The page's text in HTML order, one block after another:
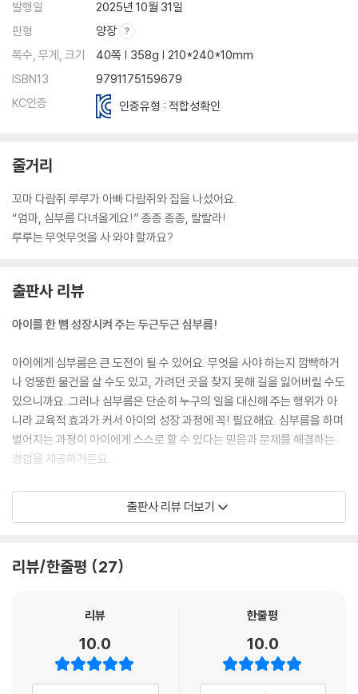
발행일
2025년 10월 31일
판형
양장
쪽수, 무게, 크기
40쪽 | 358g | 210*240*10mm
ISBN13
9791175159679
KC인증
인증유형 : 적합성확인
줄거리
꼬마 다람쥐 루루가 아빠 다람쥐와 집을 나섰어요.
“엄마, 심부름 다녀올게요!” 종종 종종, 랄랄라!
루루는 무엇무엇을 사 와야 할까요?
출판사 리뷰
아이를 한 뼘 성장시켜 주는 두근두근 심부름!
아이에게 심부름은 큰 도전이 될 수 있어요. 무엇을 사야 하는지 깜빡하거
나 엉뚱한 물건을 살 수도 있고, 가려던 곳을 찾지 못해 길을 잃어버릴 수도
있으니까요. 그러나 심부름은 단순히 누구의 일을 대신해 주는 행위가 아
니라 교육적 효과가 커서 아이의 성장 과정에 꼭! 필요해요. 심부름을 하며
벌어지는 과정이 아이에게 스스로 할 수 있다는 믿음과 문제를 해결하는
경험을 제공하거든요.
먼저 아이는 심부름을 하며 책임감과 자율성을 높일 수 있어요. 심부름을
맡긴다는 것은 아이를 신뢰한다는 무언의 믿음이 담겨 있어요. 그래서 작
과 의사소통 능력, 사회적 자신감이 자라게 되지요. 그리고 가족이나 타인
이 되는 일을 하는 경험은 다른 사람을 위하는 배려심의 기초가 됩니다. 그
력과 판단력을, 돈을 맡아 물건을 사고 거스름돈을 받은 경험을 통해서는
경제 개념을 익힐 수 있어요.
출판사 리뷰 더보기
리뷰/한줄평 27
리뷰
10.0
한줄평
10.0